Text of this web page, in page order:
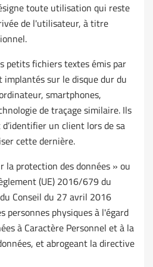
toute utilisation qui reste
de l'utilisateur, à titre
petits fichiers textes émis par
implantés sur le disque dur du
smartphones,
de traçage similaire. Ils
un client lors de sa
cette dernière.
la protection des données » ou
(UE) 2016/679 du
Conseil du 27 avril 2016
personnes physiques à l'égard
à Caractère Personnel et à la
et abrogeant la directive